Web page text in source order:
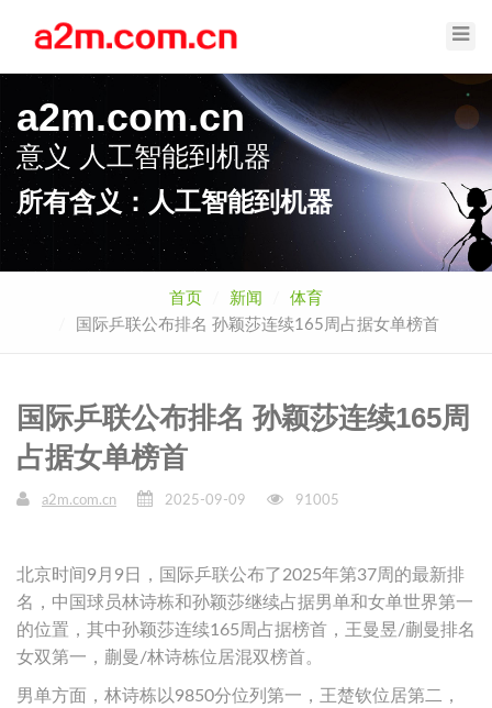
a2m.com.cn
意义 人工智能到机器
所有含义：人工智能到机器
首页 新闻
体育
国际乒联公布排名 孙颖莎连续165周占据女单榜首
国际乒联公布排名 孙颖莎连续165周
占据女单榜首
a2m.com.cn 2025-09-09 91005
北京时间9月9日，国际乒联公布了2025年第37周的最新排
名，中国球员林诗栋和孙颖莎继续占据男单和女单世界第一
的位置，其中孙颖莎连续165周占据榜首，王曼昱/蒯曼排名
女双第一，蒯曼/林诗栋位居混双榜首。
男单方面，林诗栋以9850分位列第一，王楚钦位居第二，